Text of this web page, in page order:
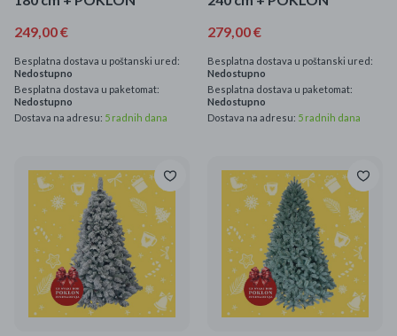
249,00 €
Besplatna dostava u poštanski ured:
Nedostupno
Besplatna dostava u paketomat:
Nedostupno
Dostava na adresu: 5 radnih dana
279,00 €
Besplatna dostava u poštanski ured:
Nedostupno
Besplatna dostava u paketomat:
Nedostupno
Dostava na adresu: 5 radnih dana